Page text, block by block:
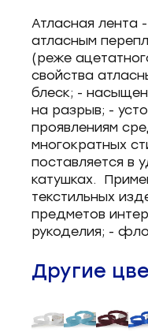
Атласная лента
атласным
(реже
свойства
блеск; -
на разрыв; -
проявлениям
многократных
поставляется в
катушках.
текстильных
предметов
рукоделия; -
Другие